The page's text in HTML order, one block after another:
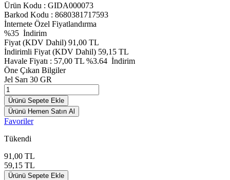
Ürün Kodu : GIDA000073
Barkod Kodu : 8680381717593
İnternete Özel Fiyatlandırma
%35 İndirim
Fiyat (KDV Dahil) 91,00 TL
İndirimli Fiyat (KDV Dahil) 59,15 TL
Havale Fiyatı : 57,00 TL %3.64 İndirim
Öne Çıkan Bilgiler
Jel Sarı 30 GR
Ürünü Sepete Ekle
Ürünü Hemen Satın Al
Favoriler
Tükendi
91,00 TL
59,15 TL
Ürünü Sepete Ekle